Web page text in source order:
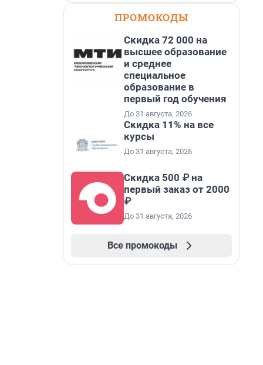
ПРОМОКОДЫ
Скидка 72 000 на
высшее образование
и среднее
специальное
образование в
первый год обучения
До 31 августа, 2026
Скидка 11% на все
курсы
До 31 августа, 2026
Скидка 500 ₽ на
первый заказ от 2000
₽
До 31 августа, 2026
Все промокоды